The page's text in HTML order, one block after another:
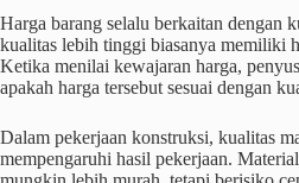
Harga barang selalu berkaitan dengan
kualitas lebih tinggi biasanya memiliki
Ketika menilai kewajaran harga,
apakah harga tersebut sesuai dengan
Dalam pekerjaan konstruksi, kualitas
mempengaruhi hasil pekerjaan.